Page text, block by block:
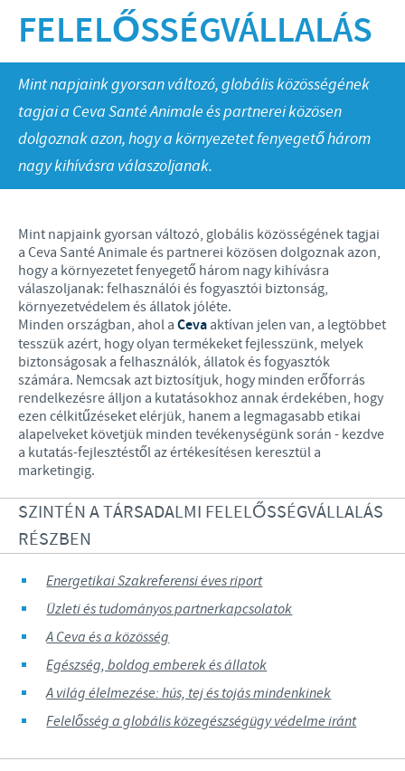
Globális jelenlét
Juh és Kecske
Sertés
Baromfi
Energetikai Szakreferensi éves riport
Üzleti és tudományos partnerkapcsolatok
A Ceva és a közösség
Egészség, boldog emberek és állatok
A világ élelmezése
KARRIER
Állásajánlataink
MELLÉKHATÁS FIGYELÉS
ÁLTALÁNOS SZERZŐDÉSI
FELTÉTELEK
Beszerzésekre vonatkozó Általános Szerződési
Feltételek és Kiterjesztett EHS követelmények a CEVA
magyarországi telephelyein, kivitelezési területein
SZOLGÁLTATÁSOK
Ceva Társállat Percek Hírlevél
Nyereményjáték szabályzat
FELELŐSSÉGVÁLLALÁS
Mint napjaink gyorsan változó, globális közösségének
tagjai a Ceva Santé Animale és partnerei közösen
dolgoznak azon, hogy a környezetet fenyegető három
nagy kihívásra válaszoljanak.
Mint napjaink gyorsan változó, globális közösségének tagjai
a Ceva Santé Animale és partnerei közösen dolgoznak azon,
hogy a környezetet fenyegető három nagy kihívásra
válaszoljanak: felhasználói és fogyasztói biztonság,
környezetvédelem és állatok jóléte.
Minden országban, ahol a Ceva aktívan jelen van, a legtöbbet
tesszük azért, hogy olyan termékeket fejlesszünk, melyek
biztonságosak a felhasználók, állatok és fogyasztók
számára. Nemcsak azt biztosítjuk, hogy minden erőforrás
rendelkezésre álljon a kutatásokhoz annak érdekében, hogy
ezen célkitűzéseket elérjük, hanem a legmagasabb etikai
alapelveket követjük minden tevékenységünk során - kezdve
a kutatás-fejlesztéstől az értékesítésen keresztül a
marketingig.
SZINTÉN A TÁRSADALMI FELELŐSSÉGVÁLLALÁS
RÉSZBEN
Energetikai Szakreferensi éves riport
Üzleti és tudományos partnerkapcsolatok
A Ceva és a közösség
Egészség, boldog emberek és állatok
A világ élelmezése: hús, tej és tojás mindenkinek
Felelősség a globális közegészségügy védelme iránt